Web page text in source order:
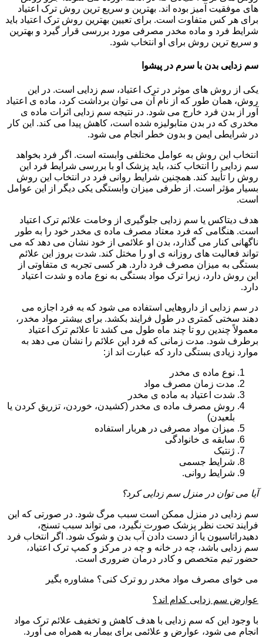
های موفقیت آمیز بوده اند. بهترین و سریع ترین روش ترک اعتیاد
برای هر کس متفاوت است. برای تعیین بهترین روش ترک اعتیاد باید
شرایط فرد و ماده مخدر مصرفی مورد بررسی قرار گیرد و بهترین
و سریع ترین روش برای او انتخاب شود.
سم زدایی بدن با سرم در پیشوا
یکی از روش های موثر در ترک اعتیاد، سم زدایی است. در این
روش، همان طور که از نام آن می توان برداشت کرد، ماده ی اعتیاد
آور از بدن فرد خارج می شود. در نتیجه سم زدایی اثرات ماده ی
مخدری که در بدن متابولیزه شده است، کاهش پیدا می کند. این کار
در شرایطی ایمن و بدون خطر انجام می شود.
انتخاب این روش به عوامل مختلفی وابسته است. اگر فرد بخواهد
سم زدایی را انتخاب کند، باید پزشک او با بررسی شرایط فرد این
روش را تأیید کند. همچنین شرایط روانی فرد در انتخاب این روش
بسیار مؤثر است. از طرفی میزان وابستگی یکی دیگر از این عوامل
است.
هدف دیتاکس یا سم زدایی جلوگیری از وخامت علائم ترک اعتیاد
است. هنگامی که فرد معتاد مصرف ماده ی مخدر خود را به طور
ناگهانی کنار می گذارد، بدن او علائمی از خود نشان می دهد که می
تواند فعالیت های روزانه ی او را مختل کند. شدت بروز این علائم
بستگی به میزان مصرف فرد دارد. هر کسی تجربه ی متفاوتی از
این روش دارد، زیرا ترک مواد بستگی به نوع ماده و شدت اعتیاد
دارد.
در سم زدایی از داروهایی استفاده می شود که به فرد اجازه می
دهند سختی کمتری در طول فرایند بکشد. برای بیشتر مواد مخدر،
معمولاً چندین رو تا چند ماه طول می کشد تا علائم ترک اعتیاد
برطرف شود. مدت زمانی که فرد این علائم را نشان می دهد به
موارد زیادی بستگی دارد که عبارت اند از:
نوع ماده ی مخدر
مدت زمان مصرف مواد
شدت اعتیاد به ماده ی مخدر
روش مصرف ماده ی مخدر (کشیدن، خوردن، تزریق کردن یا
بلعیدن)
میزان مواد مصرفی در هربار استفاده
سابقه ی خانوادگی
ژنتیک
شرایط جسمی
شرایط روانی.
آیا می توان در منزل سم زدایی کرد؟
سم زدایی در منزل ممکن است سبب مرگ شود. در صورتی که این
فرایند تحت نظر پزشک صورت نگیرد، می تواند سبب تسنج،
دهیدراتاسیون یا از دست دادن آب بدن و شوک شود. اگر انتخاب فرد
سم زدایی باشد، چه در خانه و چه در مرکز و کمپ ترک اعتیاد،
حضور تیم متخصص و کادر درمان ضروری است.
می خوای مصرف مواد مخدر رو ترک کنی؟ مشاوره بگیر
عوارض سم زدایی کدام اند؟
با وجود این که سم زدایی با هدف کاهش و تخفیف علائم ترک مواد
انجام می شود، عوارض و علائمی برای بیمار به همراه می آورد.